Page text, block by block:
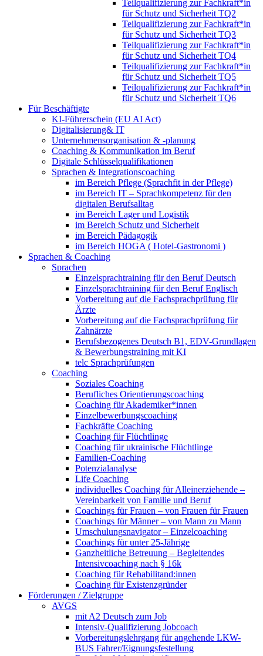
Teilqualifizierung zur Fachkraft*in
für Schutz und Sicherheit TQ2
Teilqualifizierung zur Fachkraft*in
für Schutz und Sicherheit TQ3
Teilqualifizierung zur Fachkraft*in
für Schutz und Sicherheit TQ4
Teilqualifizierung zur Fachkraft*in
für Schutz und Sicherheit TQ5
Teilqualifizierung zur Fachkraft*in
für Schutz und Sicherheit TQ6
Für Beschäftigte
KI-Führerschein (EU AI Act)
Digitalisierung& IT
Unternehmensorganisation & ‑planung
Coaching & Kommunikation im Beruf
Digitale Schlüsselqualifikationen
Sprachen & Integrationscoaching
im Bereich Pflege (Sprachfit in der Pflege)
im Bereich IT – Sprachkompetenz für den
digitalen Berufsalltag
im Bereich Lager und Logistik
im Bereich Schutz und Sicherheit
im Bereich Pädagogik
im Bereich HOGA ( Hotel-Gastronomi )
Sprachen & Coaching
Sprachen
Einzelsprachtraining für den Beruf Deutsch
Einzelsprachtraining für den Beruf Englisch
Vorbereitung auf die Fachsprachprüfung für
Ärzte
Vorbereitung auf die Fachsprachprüfung für
Zahnärzte
Berufsbezogenes Deutsch B1, EDV-Grundlagen
& Bewerbungstraining mit KI
telc Sprachprüfungen
Coaching
Soziales Coaching
Berufliches Orientierungscoaching
Coaching für Akademiker*innen
Einzelbewerbungscoaching
Fachkräfte Coaching
Coaching für Flüchtlinge
Coaching für ukrainische Flüchtlinge
Familien-Coaching
Potenzialanalyse
Life Coaching
individuelles Coaching für Alleinerziehende –
Vereinbarkeit von Familie und Beruf
Coachings für Frauen – von Frauen für Frauen
Coachings für Männer – von Mann zu Mann
Umschulungsnavigator – Einzelcoaching
Coachings für unter 25-Jährige
Ganzheitliche Betreuung – Begleitendes
Intensivcoaching nach § 16k
Coaching für Rehabilitand:innen
Coaching für Existenzgründer
Förderungen / Zielgruppe
AVGS
mit A2 Deutsch zum Job
Intensiv-Qualifizierung Jobcoach
Vorbereitungslehrgang für angehende LKW-
BUS Fahrer/Eignungsfestellung